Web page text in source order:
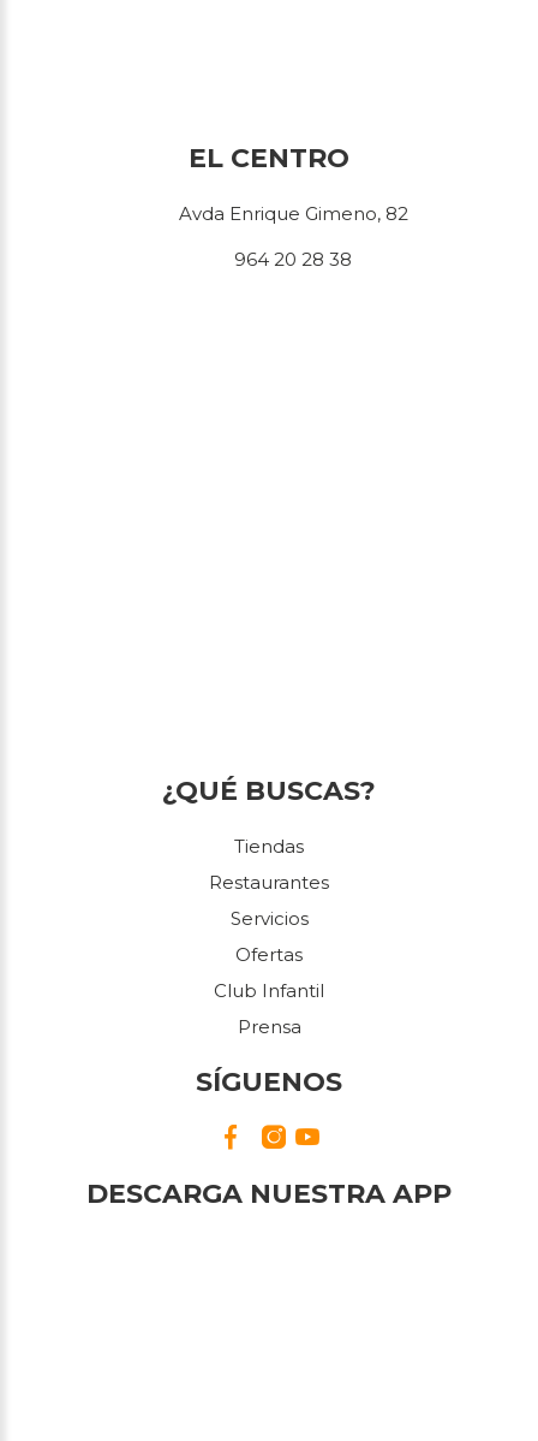
EL CENTRO
Avda Enrique Gimeno, 82
964 20 28 38
¿QUÉ BUSCAS?
Tiendas
Restaurantes
Servicios
Ofertas
Club Infantil
Prensa
SÍGUENOS
DESCARGA NUESTRA APP